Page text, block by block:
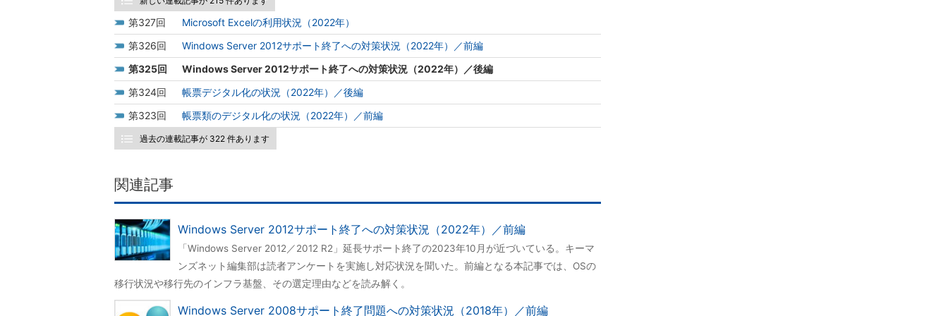
327
Microsoft Excelの利用状況（2022年）
326
Windows Server 2012サポート終了への対策状況（2022年）／前編
325
Windows Server 2012サポート終了への対策状況（2022年）／後編
324
帳票デジタル化の状況（2022年）／後編
323
帳票類のデジタル化の状況（2022年）／前編
過去の連載記事が 322 件あります
関連記事
Windows Server 2012サポート終了への対策状況（2022年）／前編
「Windows Server 2012／2012 R2」延長サポート終了の2023年10月が近づいている。キーマ
ンズネット編集部は読者アンケートを実施し対応状況を聞いた。前編となる本記事では、OSの
移行状況や移行先のインフラ基盤、その選定理由などを読み解く。
Windows Server 2008サポート終了問題への対策状況（2018年）／前編